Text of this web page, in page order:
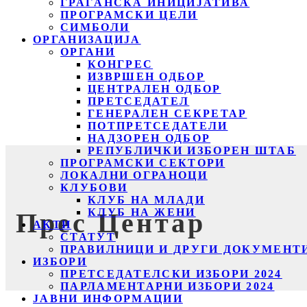
ГРАЃАНСКА ИНИЦИЈАТИВА
ПРОГРАМСКИ ЦЕЛИ
СИМБОЛИ
ОРГАНИЗАЦИЈА
ОРГАНИ
КОНГРЕС
ИЗВРШЕН ОДБОР
ЦЕНТРАЛЕН ОДБОР
ПРЕТСЕДАТЕЛ
ГЕНЕРАЛЕН СЕКРЕТАР
ПОТПРЕТСЕДАТЕЛИ
НАДЗОРЕН ОДБОР
РЕПУБЛИЧКИ ИЗБОРЕН ШТАБ
ПРОГРАМСКИ СЕКТОРИ
ЛОКАЛНИ ОГРАНОЦИ
КЛУБОВИ
КЛУБ НА МЛАДИ
КЛУБ НА ЖЕНИ
АКТИ
СТАТУТ
ПРАВИЛНИЦИ И ДРУГИ
ИЗБОРИ
ПРЕТСЕДАТЕЛСКИ ИЗБОРИ 2024
ПАРЛАМЕНТАРНИ ИЗБОРИ 2024
ЈАВНИ ИНФОРМАЦИИ
Прес Центар